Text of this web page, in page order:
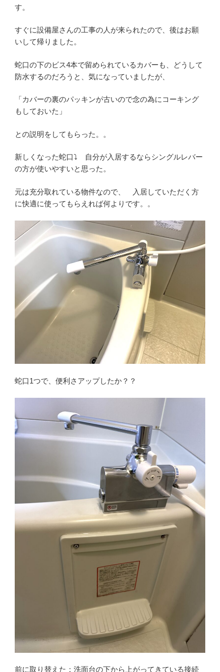
す。
すぐに設備屋さんの工事の人が来られたので、後はお願
いして帰りました。
蛇口の下のビス4本で留められているカバーも、どうして
防水するのだろうと、気になっていましたが、
「カバーの裏のパッキンが古いので念の為にコーキング
もしておいた」
との説明をしてもらった。。
新しくなった蛇口⤵ 自分が入居するならシングルレバー
の方が使いやすいと思った。
元は充分取れている物件なので、 入居していただく方
に快適に使ってもらえれば何よりです。。
蛇口1つで、便利さアップしたか？？
前に取り替えた：洗面台の下から上がってきている接続